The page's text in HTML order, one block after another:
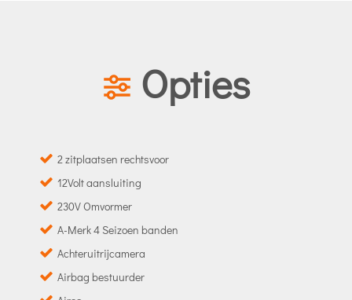
Opties
2 zitplaatsen rechtsvoor
12Volt aansluiting
230V Omvormer
A-Merk 4 Seizoen banden
Achteruitrijcamera
Airbag bestuurder